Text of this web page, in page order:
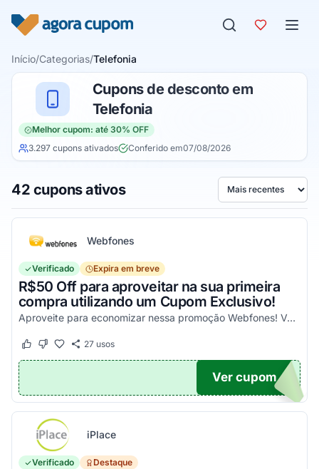
Início/Categorias/Telefonia
Cupons de desconto em
Telefonia
Melhor cupom: até 30% OFF
3.297 cupons ativados
Conferido em07/08/2026
42 cupons ativos Ordenar por
Webfones
Verificado Expira em breve
R$50 Off para aproveitar na sua primeira
compra utilizando um Cupom Exclusivo!
Aproveite para economizar nessa promoção Webfones! Válido em compras de valor acima de R$750!
Este cupom funcionou
Este cupom não funcionou
27usos
UPOM
Ver cupom
iPlace
Verificado Destaque